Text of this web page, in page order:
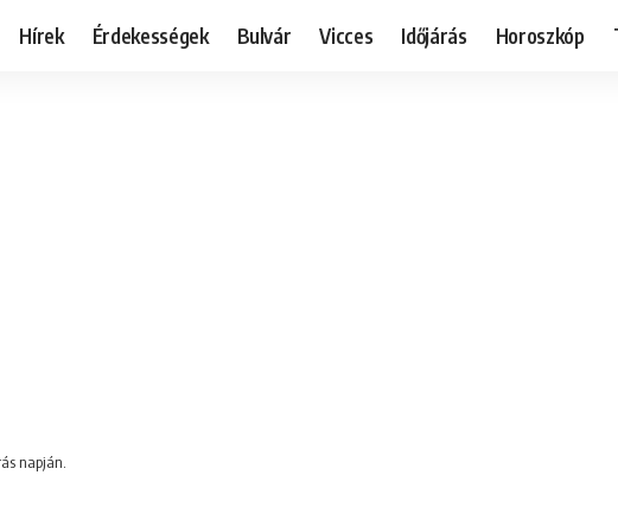
Hírek Érdekességek Bulvár Vicces Időjárás Horoszkóp
napján.